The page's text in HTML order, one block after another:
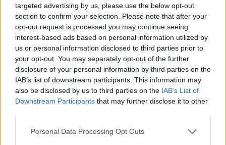
targeted advertising by us, please use the below opt-out
section to confirm your selection. Please note that after your
opt-out request is processed you may continue seeing
interest-based ads based on personal information utilized by
us or personal information disclosed to third parties prior to
your opt-out. You may separately opt-out of the further
disclosure of your personal information by third parties on the
IAB’s list of downstream participants. This information may
also be disclosed by us to third parties on the IAB’s List of
Downstream Participants that may further disclose it to other
Please note that this website/app uses one or more Google
Personal Data Processing Opt Outs
του, στηνΚατερίνα Καινούργιου, έπειτα από
τα σχόλια που έκανε η παρουσιάστρια για
την εκπομπή «I Love ΣουΚου».